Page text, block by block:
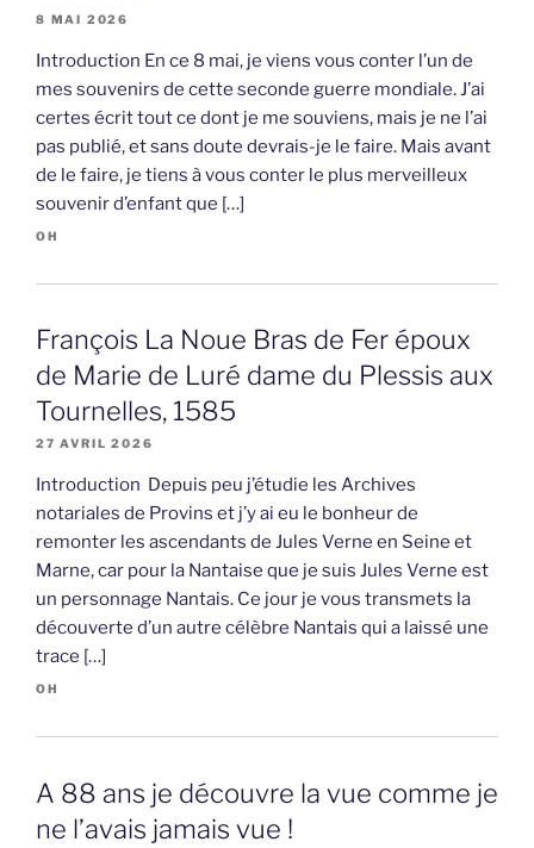
8 MAI 2026
Introduction En ce 8 mai, je viens vous conter l’un de
mes souvenirs de cette seconde guerre mondiale. J’ai
certes écrit tout ce dont je me souviens, mais je ne l’ai
pas publié, et sans doute devrais-je le faire. Mais avant
de le faire, je tiens à vous conter le plus merveilleux
souvenir d’enfant que […]
OH
François La Noue Bras de Fer époux
de Marie de Luré dame du Plessis aux
Tournelles, 1585
27 AVRIL 2026
Introduction Depuis peu j’étudie les Archives
notariales de Provins et j’y ai eu le bonheur de
remonter les ascendants de Jules Verne en Seine et
Marne, car pour la Nantaise que je suis Jules Verne est
un personnage Nantais. Ce jour je vous transmets la
découverte d’un autre célèbre Nantais qui a laissé une
trace […]
OH
A 88 ans je découvre la vue comme je
ne l’avais jamais vue !